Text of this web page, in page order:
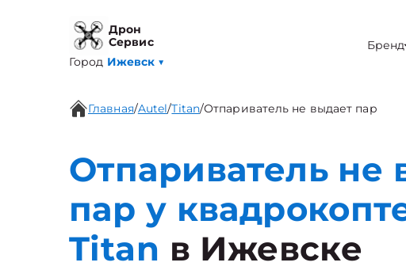
Дрон
Сервис
Город Ижевск ▼
Бренд
Главная/Autel/Titan/Отпариватель не выдает пар
Отпариватель не
пар у
Titan в Ижевске